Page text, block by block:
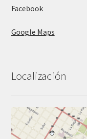
Facebook
Google Maps
Localización